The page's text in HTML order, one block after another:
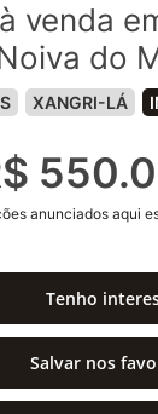
venda
do
XANGRI-LÁ
anunciados aqui
Tenho
Salvar nos